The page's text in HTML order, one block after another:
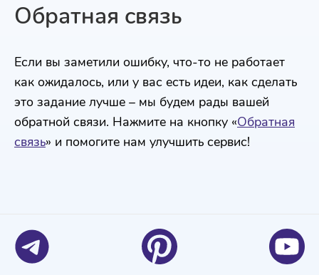
Обратная связь
Если вы заметили ошибку, что-то не работает
как ожидалось, или у вас есть идеи, как сделать
это задание лучше – мы будем рады вашей
обратной связи. Нажмите на кнопку «Обратная
связь» и помогите нам улучшить сервис!